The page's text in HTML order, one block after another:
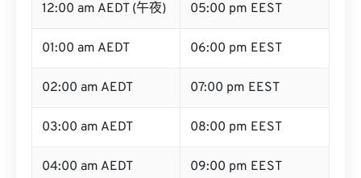
12:00 am AEDT (午夜) 05:00 pm EEST
01:00 am AEDT 06:00 pm EEST
02:00 am AEDT 07:00 pm EEST
03:00 am AEDT 08:00 pm EEST
04:00 am AEDT 09:00 pm EEST